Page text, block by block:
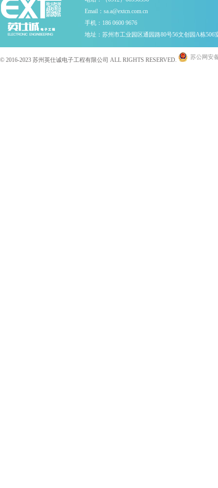
Email：sa.a@extcn.com.cn
手机：186 0600 9676
地址：苏州市工业园区通园路80号56文创园A栋506
© 2016-2023 苏州英仕诚电子工程有限公司 ALL RIGHTS RESERVED. 苏公网安